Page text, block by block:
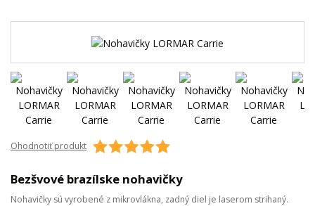
Ohodnotiť produkt
Bezšvové brazílske nohavičky
Nohavičky sú vyrobené z mikrovlákna, zadný diel je laserom strihaný.